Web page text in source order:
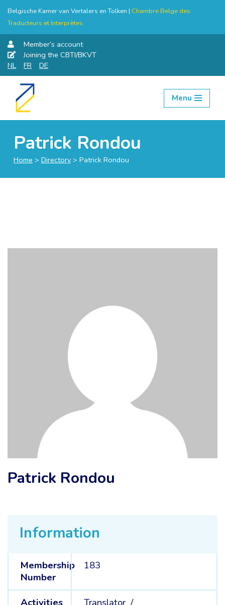
Belgische Kamer van Vertalers en Tolken | Chambre Belge des
Traducteurs et Interprètes
Member’s account
Joining the CBTI/BKVT
NL
FR DE
Skip
Menu
Patrick Rondou
Home > Directory > Patrick Rondou
Information
Membership
Number
183
Activities
Translator /
Patrick Rondou